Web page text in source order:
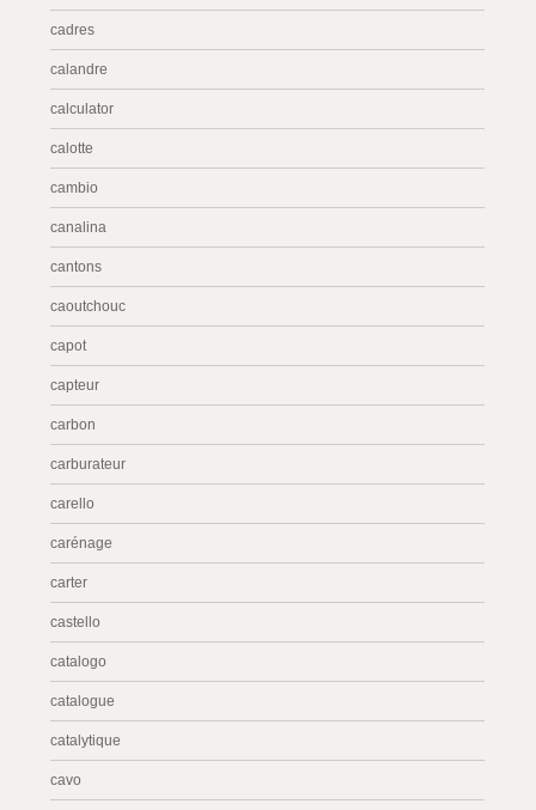
cadres
calandre
calculator
calotte
cambio
canalina
cantons
caoutchouc
capot
capteur
carbon
carburateur
carello
carénage
carter
castello
catalogo
catalogue
catalytique
cavo